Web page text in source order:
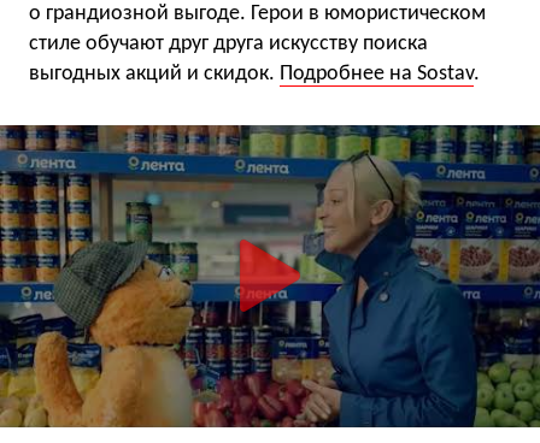
о грандиозной выгоде. Герои в юмористическом
стиле обучают друг друга искусству поиска
выгодных акций и скидок. Подробнее на Sostav.